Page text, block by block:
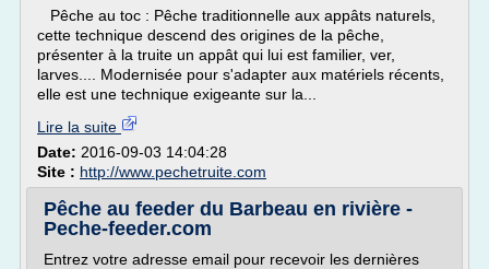
Pêche au toc : Pêche traditionnelle aux appâts naturels,
cette technique descend des origines de la pêche,
présenter à la truite un appât qui lui est familier, ver,
larves.... Modernisée pour s'adapter aux matériels récents,
elle est une technique exigeante sur la...
Lire la suite
Date: 2016-09-03 14:04:28
Site : http://www.pechetruite.com
Pêche au feeder du Barbeau en rivière -
Peche-feeder.com
Entrez votre adresse email pour recevoir les dernières